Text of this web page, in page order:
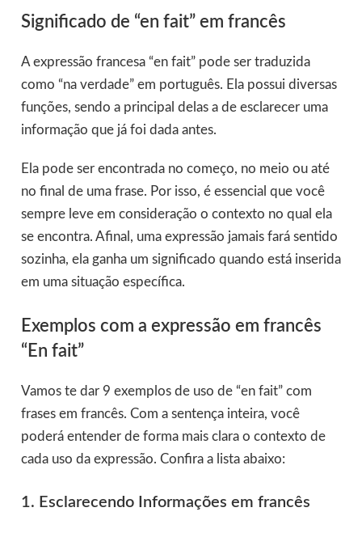
Significado de “en fait” em francês
A expressão francesa “en fait” pode ser traduzida
como “na verdade” em português. Ela possui diversas
funções, sendo a principal delas a de esclarecer uma
informação que já foi dada antes.
Ela pode ser encontrada no começo, no meio ou até
no final de uma frase. Por isso, é essencial que você
sempre leve em consideração o contexto no qual ela
se encontra. Afinal, uma expressão jamais fará sentido
sozinha, ela ganha um significado quando está inserida
em uma situação específica.
Exemplos com a expressão em francês
“En fait”
Vamos te dar 9 exemplos de uso de “en fait” com
frases em francês. Com a sentença inteira, você
poderá entender de forma mais clara o contexto de
cada uso da expressão. Confira a lista abaixo:
1. Esclarecendo Informações em francês